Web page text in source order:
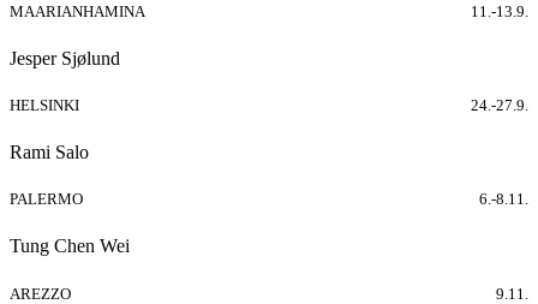
MAARIANHAMINA 11.-13.9.
Jesper Sjølund
HELSINKI 24.-27.9.
Rami Salo
PALERMO 6.-8.11.
Tung Chen Wei
AREZZO 9.11.